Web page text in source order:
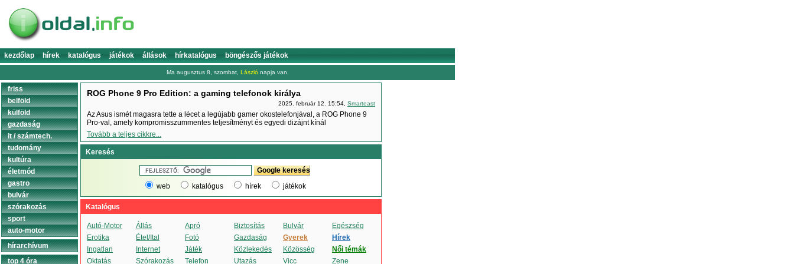
kezdőlap hírek katalógus játékok állások hírkatalógus böngészős játékok
Ma augusztus 8, szombat, László napja van.
ROG Phone 9 Pro Edition: a gaming telefonok királya
2025. február 12. 15:54, Smarteast
Az Asus ismét magasra tette a lécet a legújabb gamer okostelefonjával, a ROG Phone 9
Pro-val, amely kompromisszummentes teljesítményt és egyedi dizájnt kínál
Tovább a teljes cikkre...
Keresés
web katalógus hírek játékok
Katalógus
Autó-Motor Állás Apró Biztosítás Bulvár
Egészség
Erotika
Étel/Ital Fotó Gazdaság Gyerek
Hírek
Ingatlan
Internet Játék Közlekedés Közösség
Női témák
Oktatás
Szórakozás Telefon Utazás Vicc
Zene
friss
belföld
külföld
gazdaság
it / számtech.
tudomány
kultúra
életmód
gastro
bulvár
szórakozás
sport
auto-motor
hírarchívum
top 4 óra